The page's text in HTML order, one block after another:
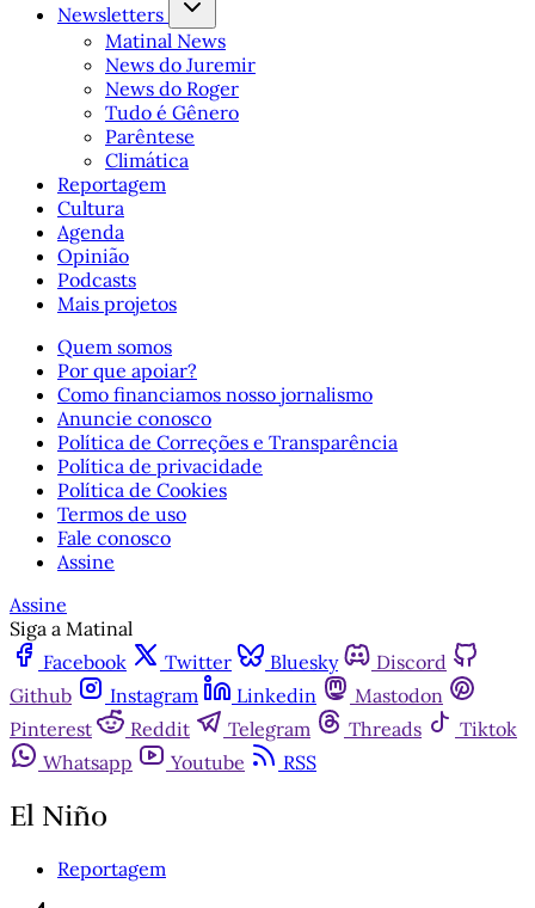
Newsletters
Matinal News
News do Juremir
News do Roger
Tudo é Gênero
Parêntese
Climática
Reportagem
Cultura
Agenda
Opinião
Podcasts
Mais projetos
Quem somos
Por que apoiar?
Como financiamos nosso jornalismo
Anuncie conosco
Política de Correções e Transparência
Política de privacidade
Política de Cookies
Termos de uso
Fale conosco
Assine
Assine
Siga a Matinal
Facebook
Twitter Bluesky
Discord
Github
Instagram Linkedin
Mastodon
Pinterest
Reddit Telegram Threads
Tiktok
Whatsapp
Youtube RSS
El Niño
Reportagem